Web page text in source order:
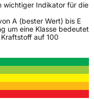
wichtiger Indikator für die
A (bester Wert) bis E
um eine Klasse bedeutet
auf 100